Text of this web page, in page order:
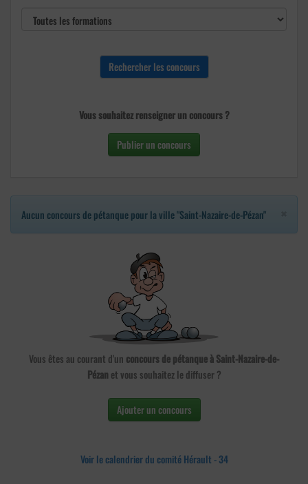
Vous souhaitez renseigner un concours ?
Publier un concours
Aucun concours de pétanque pour la ville "Saint-Nazaire-de-Pézan"
Vous êtes au courant d'un concours de pétanque à Saint-Nazaire-de-
Pézan et vous souhaitez le diffuser ?
Ajouter un concours
Voir le calendrier du comité Hérault - 34